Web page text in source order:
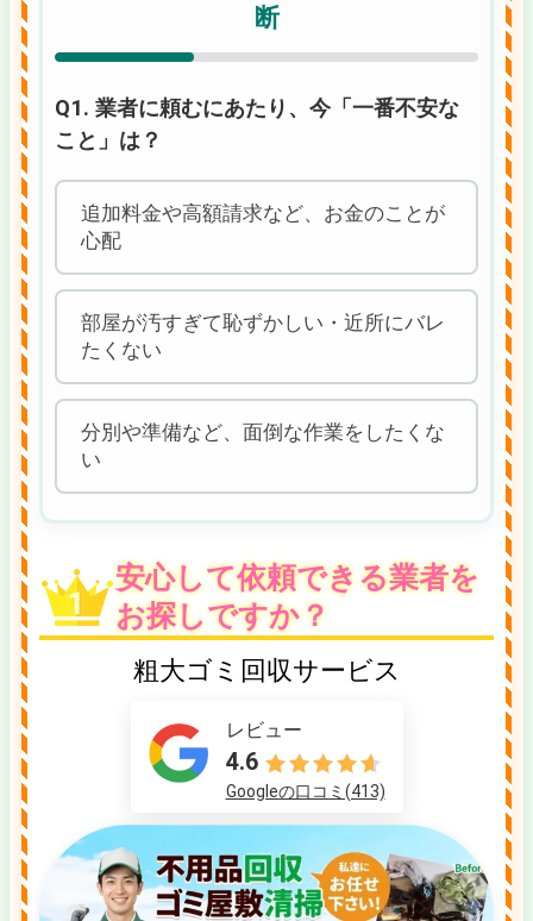
断
Q1. 業者に頼むにあたり、今「一番不安な
こと」は？
追加料金や高額請求など、お金のことが
心配
部屋が汚すぎて恥ずかしい・近所にバレ
たくない
分別や準備など、面倒な作業をしたくな
い
安心して依頼できる業者を
お探しですか？
粗大ゴミ回収サービス
レビュー
4.6
Googleの口コミ(413)